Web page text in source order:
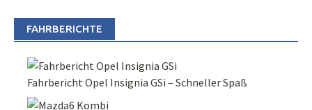
FAHRBERICHTE
Fahrbericht Opel Insignia GSi – Schneller Spaß